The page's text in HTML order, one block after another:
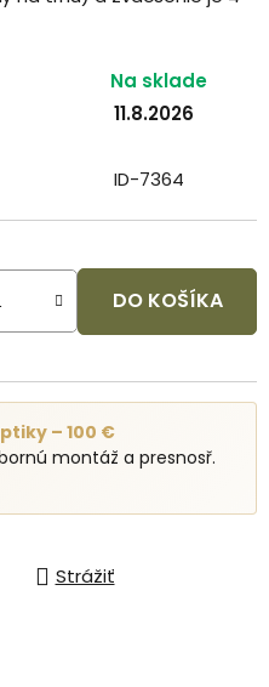
Na sklade
11.8.2026
ID-7364
DO KOŠÍKA
– 100 €
montáž a presnosř.
Strážiť